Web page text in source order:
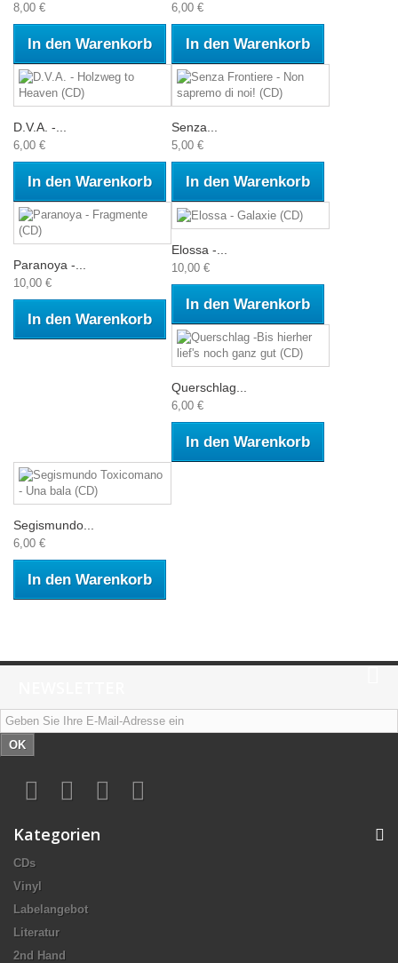
8,00 €
In den Warenkorb
6,00 €
In den Warenkorb
D.V.A. -...
6,00 €
In den Warenkorb
Senza...
5,00 €
In den Warenkorb
Paranoya -...
10,00 €
In den Warenkorb
Elossa -...
10,00 €
In den Warenkorb
Querschlag...
6,00 €
In den Warenkorb
Segismundo...
6,00 €
In den Warenkorb
OK
Kategorien
CDs
Vinyl
Labelangebot
Literatur
2nd Hand